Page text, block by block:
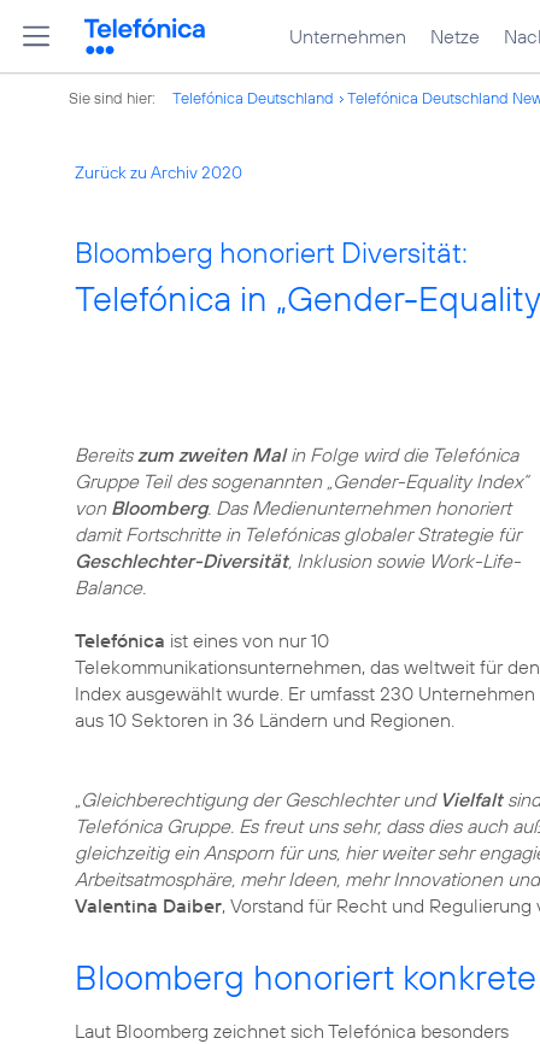
Unternehmen Netze
Sie sind hier: Telefónica Deutschland Telefónica Deutschland
Zurück zu Archiv 2020
Bloomberg honoriert Diversität:
Telefónica in „Gender-
Bereitszum zweiten Malin Folge wird die Telefónica
Gruppe Teil des sogenannten „Gender-Equality Index“
von Bloomberg. Das Medienunternehmen honoriert
damit Fortschritte in Telefónicas globaler Strategie für
Geschlechter-Diversität, Inklusion sowie Work-Life-
Balance.
Telefónica ist eines von nur 10
Telekommunikationsunternehmen, das weltweit für den
Index ausgewählt wurde. Er umfasst 230 Unternehmen
aus 10 Sektoren in 36 Ländern und Regionen.
„Gleichberechtigung der Geschlechter und Vielfalt
Telefónica Gruppe. Es freut uns sehr, dass dies auch
gleichzeitig ein Ansporn für uns, hier weiter sehr
Arbeitsatmosphäre, mehr Ideen, mehr Innovationen
Valentina Daiber, Vorstand für Recht und
Bloomberg honoriert
Laut Bloomberg zeichnet sich Telefónica besonders